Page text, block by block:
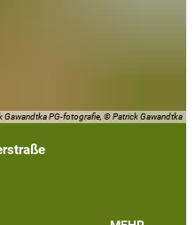
Gawandtka PG-fotografie, © Patrick Gawandtka